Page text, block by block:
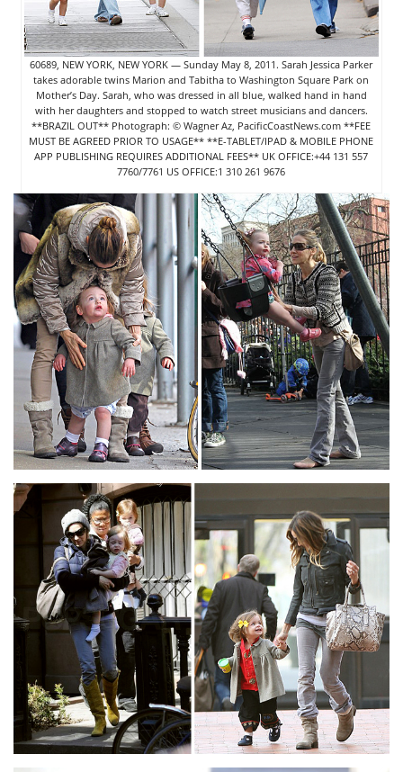
60689, NEW YORK, NEW YORK — Sunday May 8, 2011. Sarah Jessica Parker
takes adorable twins Marion and Tabitha to Washington Square Park on
Mother’s Day. Sarah, who was dressed in all blue, walked hand in hand
with her daughters and stopped to watch street musicians and dancers.
**BRAZIL OUT** Photograph: © Wagner Az, PacificCoastNews.com **FEE
MUST BE AGREED PRIOR TO USAGE** **E-TABLET/IPAD & MOBILE PHONE
APP PUBLISHING REQUIRES ADDITIONAL FEES** UK OFFICE:+44 131 557
7760/7761 US OFFICE:1 310 261 9676